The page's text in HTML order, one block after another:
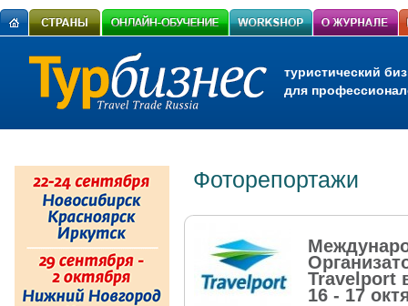
туристический
для
Фоторепортажи
Travelport
16 - 17